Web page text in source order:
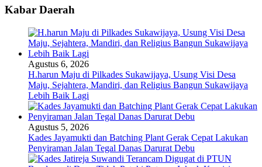
Kabar Daerah
Agustus 6, 2026
H.harun Maju di Pilkades Sukawijaya, Usung Visi Desa
Maju, Sejahtera, Mandiri, dan Religius Bangun Sukawijaya
Lebih Baik Lagi
Agustus 5, 2026
Kades Jayamukti dan Batching Plant Gerak Cepat Lakukan
Penyiraman Jalan Tegal Danas Darurat Debu